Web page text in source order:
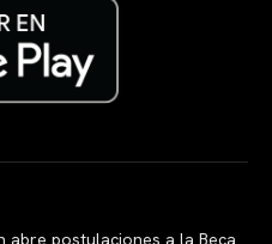
abre postulaciones a la Beca